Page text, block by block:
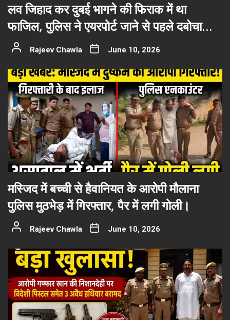
लव जिहाद कर दुबई भागने की फिराक में था
फाजिल, पुलिस ने एयरपोर्ट जाने से पहले दबोचा…
Rajeev Chawla June 10, 2026
मस्जिद में बच्ची से हैवानियत के आरोपी मौलाना
पुलिस मुठभेड़ में गिरफ्तार, पैर में लगी गोली।
Rajeev Chawla June 10, 2026